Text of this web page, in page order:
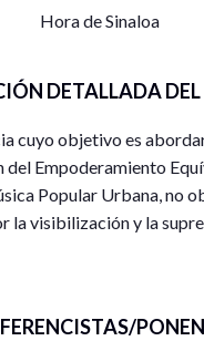
Hora de Sinaloa
DETALLADA
cuyo objetivo es
del Empoderamiento
Popular Urbana, no
la visibilización y la
opresión,